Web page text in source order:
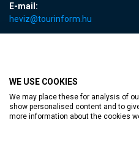
WE USE COOKIES
We may place these for analysis of
show personalised content and to
more information about the cookies
E-mail:
heviz@tourinform.hu